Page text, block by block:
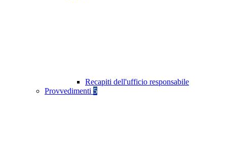
Recapiti dell'ufficio responsabile
Provvedimenti 5